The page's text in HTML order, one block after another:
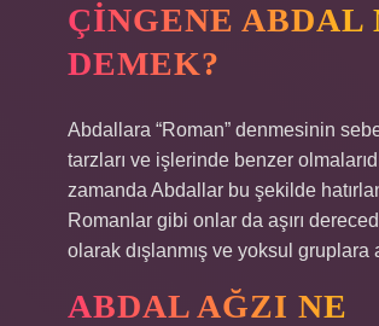
ÇINGENE ABDAL
DEMEK?
Abdallara “Roman” denmesinin
tarzları ve işlerinde benzer
zamanda Abdallar bu şekilde
Romanlar gibi onlar da aşırı
olarak dışlanmış ve yoksul gruplara
ABDAL AĞZI NE